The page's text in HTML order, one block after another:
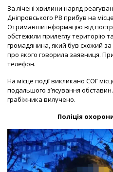
За лічені хвилини наряд
Дніпровського РВ прибув на місце
Отримавши інформацію від
обстежили прилеглу територію
громадянина, який був схожий
про якого говорила заявниця.
телефон.
На місце події викликано СОГ
подальшого з’ясування
грабіжника вилучено.
Поліція